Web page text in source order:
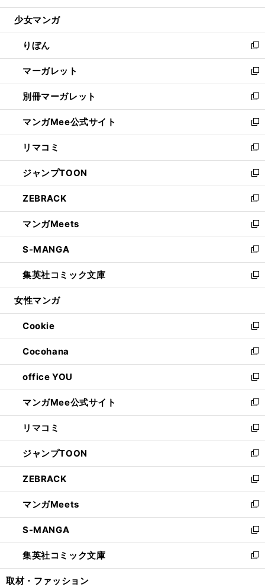
開
ウ
開
く
ン
ウ
で
開
く
ウ
ン
ド
ウ
で
開
く
し
ウ
ィ
ン
ド
ウ
で
開
く
少女マンガ
りぼん
新
し
い
ウ
ィ
ン
ド
ウ
で
開
く
マーガレット
新
し
い
ウ
ィ
ン
ド
ウ
で
開
く
別冊マーガレット
新
し
い
ウ
ィ
ン
ド
ウ
で
開
く
マンガMee公式サイト
新
し
い
ウ
ィ
ン
ド
ウ
で
開
く
リマコミ
新
し
い
ウ
ィ
ン
ド
ウ
で
開
く
ジャンプTOON
新
し
い
ウ
ィ
ン
ド
ウ
で
開
ZEBRACK
新
し
い
ウ
ィ
ン
ド
ウ
開
く
マンガMeets
新
し
い
ウ
ィ
ン
ウ
で
開
く
S-MANGA
新
し
い
ウ
ン
ド
ウ
で
開
く
集英社コミック文庫
新
し
ウ
ィ
ン
ド
ウ
で
開
く
女性マンガ
Cookie
新
し
い
ウ
ィ
ン
ド
ウ
で
開
く
Cocohana
新
し
い
ウ
ィ
ン
ド
ウ
で
開
く
office YOU
新
し
い
ウ
ィ
ン
ド
ウ
で
開
く
マンガMee公式サイト
新
し
い
ウ
ィ
ン
ド
ウ
で
開
く
リマコミ
新
し
い
ウ
ィ
ン
ド
ウ
で
開
く
ジャンプTOON
新
し
い
ウ
ィ
ン
ド
ウ
で
開
ZEBRACK
新
し
い
ウ
ィ
ン
ド
ウ
マンガMeets
新
し
い
ウ
ィ
ン
S-MANGA
新
し
い
ウ
集英社コミック文庫
新
し
取材・ファッション